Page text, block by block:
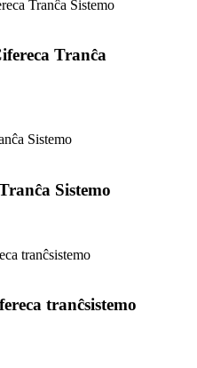
Tranĉa
Sistemo
tranĉsistemo